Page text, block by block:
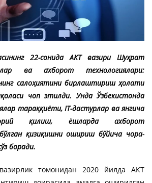
22-сонида АКТ вазири Шуҳрат
ва ахборот технологиялари:
салоҳиятини бирлаштириш ҳолати
чоп этилди. Унда Ўзбекистонда
тараққиёти, IT-дастурлар ва янгича
қилиш, ёшларда ахборот
қизиқишни ошириш бўйича чора-
боради.
томонидан 2020 йилда АКТ